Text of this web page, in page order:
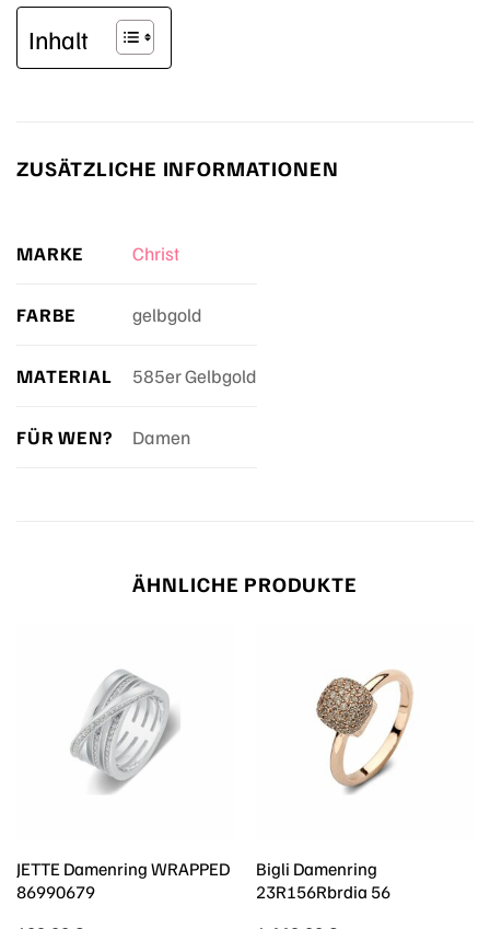
Inhalt
ZUSÄTZLICHE INFORMATIONEN
MARKE Christ
FARBE gelbgold
MATERIAL 585er Gelbgold
FÜR WEN? Damen
ÄHNLICHE PRODUKTE
JETTE Damenring WRAPPED
86990679
Bigli Damenring
23R156Rbrdia 56